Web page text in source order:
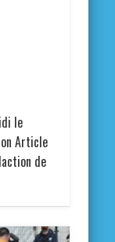
le
Article
de